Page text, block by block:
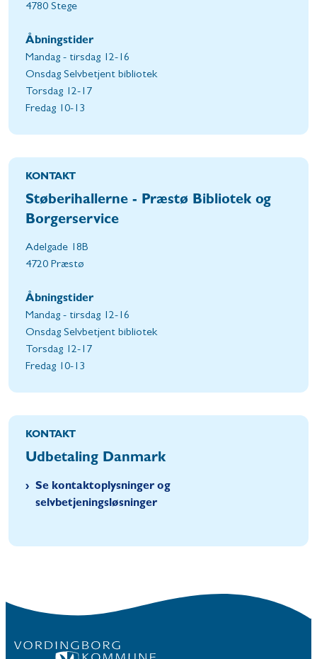
4780 Stege
Åbningstider
Mandag - tirsdag 12-16
Onsdag Selvbetjent bibliotek
Torsdag 12-17
Fredag 10-13
KONTAKT
Støberihallerne - Præstø Bibliotek og
Borgerservice
Adelgade 18B
4720 Præstø
Åbningstider
Mandag - tirsdag 12-16
Onsdag Selvbetjent bibliotek
Torsdag 12-17
Fredag 10-13
KONTAKT
Udbetaling Danmark
Se kontaktoplysninger og
selvbetjeningsløsninger